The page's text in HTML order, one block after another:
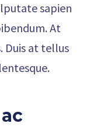
sapien
At
Duis at tellus